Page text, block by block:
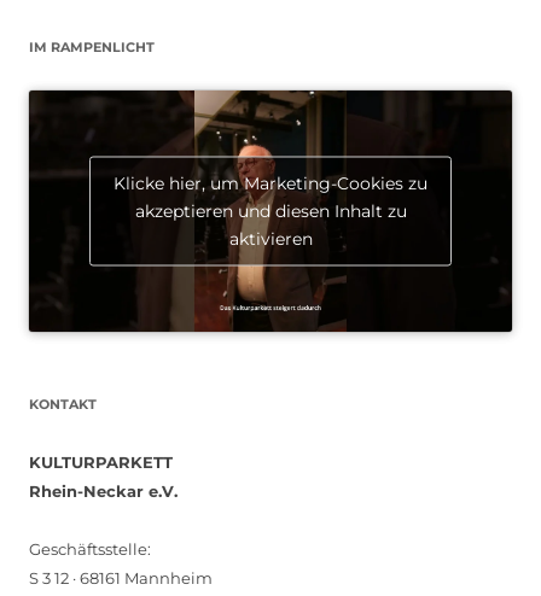
IM RAMPENLICHT
Klicke hier, um Marketing-Cookies zu
akzeptieren und diesen Inhalt zu
aktivieren
KONTAKT
KULTURPARKETT
Rhein-Neckar e.V.
Geschäftsstelle:
S 3 12 · 68161 Mannheim